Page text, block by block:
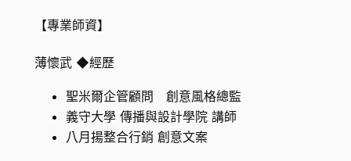
【專業師資】
薄懷武 ◆經歷
聖米爾企管顧問 創意風格總監
義守大學 傳播與設計學院 講師
八月揚整合行銷 創意文案